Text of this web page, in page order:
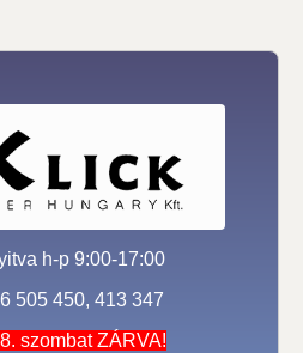
h-p 9:00-17:00
505 450, 413 347
szombat ZÁRVA!